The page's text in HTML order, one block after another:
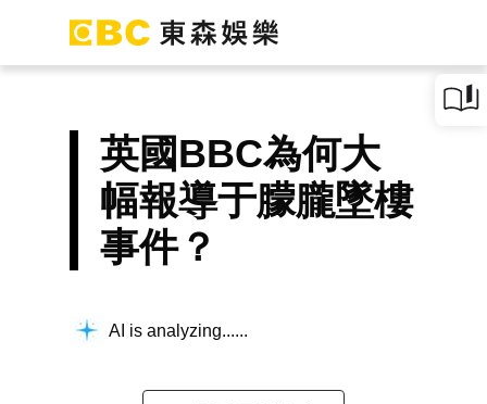
英國BBC為何大
幅報導于朦朧墜樓
事件？
AI is analyzing...